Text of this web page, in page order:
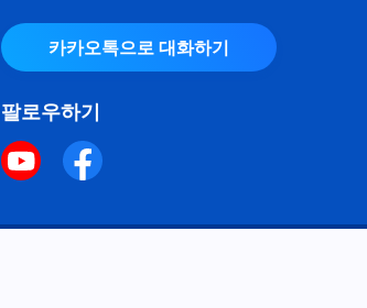
카카오톡으로 대화하기
팔로우하기